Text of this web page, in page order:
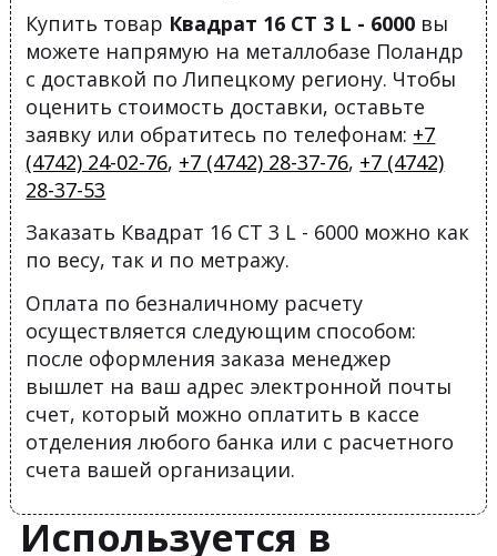
Купить товар Квадрат 16 СТ 3 L - 6000 вы
можете напрямую на металлобазе Поландр
с доставкой по Липецкому региону. Чтобы
оценить стоимость доставки, оставьте
заявку или обратитесь по телефонам: +7
(4742) 24-02-76, +7 (4742) 28-37-76, +7 (4742)
28-37-53
Заказать Квадрат 16 СТ 3 L - 6000 можно как
по весу, так и по метражу.
Оплата по безналичному расчету
осуществляется следующим способом:
после оформления заказа менеджер
вышлет на ваш адрес электронной почты
счет, который можно оплатить в кассе
отделения любого банка или с расчетного
счета вашей организации.
Используется в